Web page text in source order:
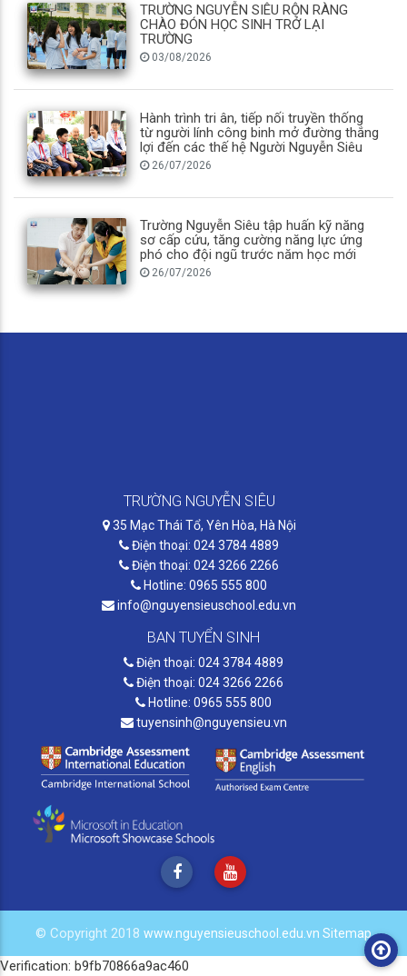
TRƯỜNG NGUYỄN SIÊU RỘN RÀNG
CHÀO ĐÓN HỌC SINH TRỞ LẠI
TRƯỜNG
03/08/2026
Hành trình tri ân, tiếp nối truyền thống
từ người lính công binh mở đường thắng
lợi đến các thế hệ Người Nguyễn Siêu
26/07/2026
Trường Nguyễn Siêu tập huấn kỹ năng
sơ cấp cứu, tăng cường năng lực ứng
phó cho đội ngũ trước năm học mới
26/07/2026
TRƯỜNG NGUYỄN SIÊU
35 Mạc Thái Tổ, Yên Hòa, Hà Nội
Điện thoại: 024 3784 4889
Điện thoại: 024 3266 2266
Hotline: 0965 555 800
info@nguyensieuschool.edu.vn
BAN TUYỂN SINH
Điện thoại: 024 3784 4889
Điện thoại: 024 3266 2266
Hotline: 0965 555 800
tuyensinh@nguyensieu.vn
© Copyright 2018 www.nguyensieuschool.edu.vn Sitemap
Verification: b9fb70866a9ac460